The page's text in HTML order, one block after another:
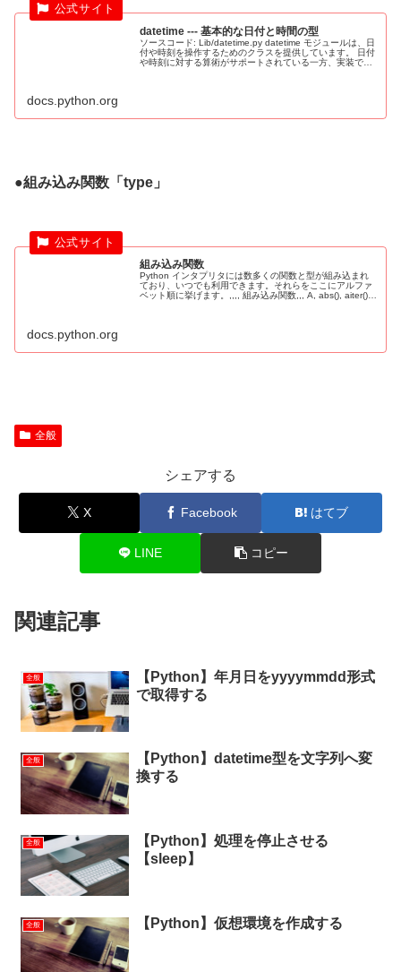
datetime --- 基本的な日付と時間の型
ソースコード: Lib/datetime.py datetime モジュールは、日
付や時刻を操作するためのクラスを提供しています。 日付
や時刻に対する算術がサポートされている一方、実装では
docs.python.org
●組み込み関数「type」
組み込み関数
Python インタプリタには数多くの関数と型が組み込まれ
ており、いつでも利用できます。それらをここにアルファ
ベット順に挙げます。,,,, 組み込み関数,,, A, abs(), aiter(),
docs.python.org
全般
シェアする
X Facebook はてブ
LINE コピー
関連記事
全般
【Python】年月日をyyyymmdd形式
で取得する
全般
【Python】datetime型を文字列へ変
換する
全般
【Python】処理を停止させる
【sleep】
全般 【Python】仮想環境を作成する